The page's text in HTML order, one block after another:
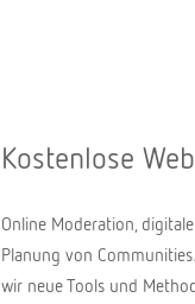
Kostenlose
Online Moderation,
Planung von
wir neue Tools und